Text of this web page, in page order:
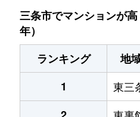
三条市でマンションが
年）
ランキング
地
1
東三